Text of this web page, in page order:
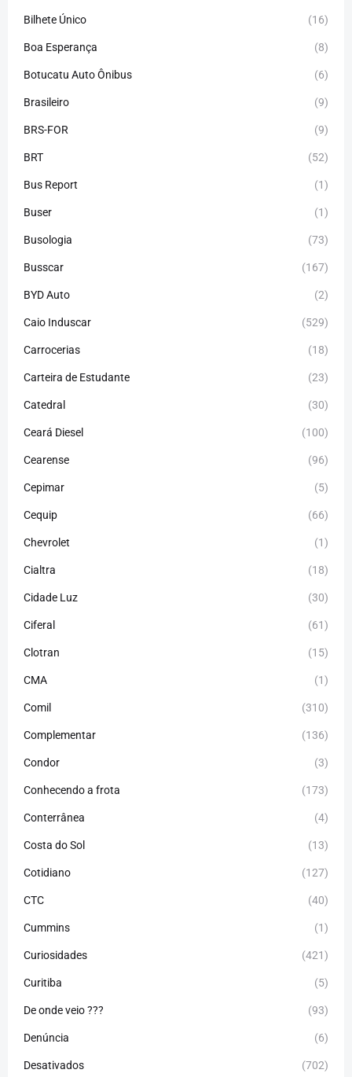
Bilhete Único (16)
Boa Esperança (8)
Botucatu Auto Ônibus (6)
Brasileiro (9)
BRS-FOR (9)
BRT (52)
Bus Report (1)
Buser (1)
Busologia (73)
Busscar (167)
BYD Auto (2)
Caio Induscar (529)
Carrocerias (18)
Carteira de Estudante (23)
Catedral (30)
Ceará Diesel (100)
Cearense (96)
Cepimar (5)
Cequip (66)
Chevrolet (1)
Cialtra (18)
Cidade Luz (30)
Ciferal (61)
Clotran (15)
CMA (1)
Comil (310)
Complementar (136)
Condor (3)
Conhecendo a frota (173)
Conterrânea (4)
Costa do Sol (13)
Cotidiano (127)
CTC (40)
Cummins (1)
Curiosidades (421)
Curitiba (5)
De onde veio ??? (93)
Denúncia (6)
Desativados (702)